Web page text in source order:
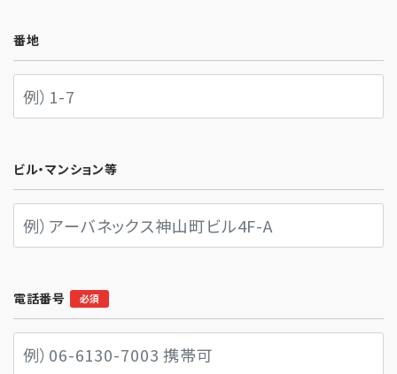
番地
ビル・マンション等
電話番号 必須